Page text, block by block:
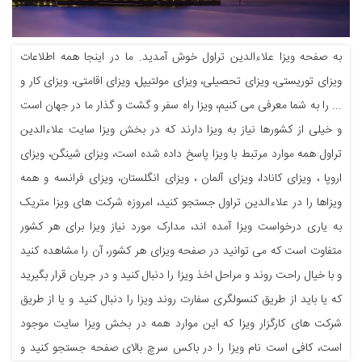
به صفحه ویزا علاءالدین تراول خوش آمدید. ما در اینجا همه اطلاعات
ویزای توریستی، ویزای تحصیلی، ویزای مولتیپل، ویزای اقامتی، ویزای کار و
... را به شما معرفی می کنیم، ویزا راه سفر و گشت و گذار ما در جهان است
و خیلی از کشورها نیاز به ویزا دارند که در بخش ویزا سایت علاءالدین
تراول همه موارد مرتبط با ویزا پاسخ داده شده است، ویزای شینگن، ویزای
اروپا ، ویزای کانادا، ویزای آلمان ، ویزای انگلستان، ویزای فرانسه و همه
ویزاها را در علاءالدین تراول جستجو کنید، امروزه شرکت های ویزا متریک
به یاری درخواست ویزا آمده اند، مدارک مورد نیاز ویزا برای هر کشور
متفاوت است که می توانید در صفحه ویزای هر کشور، آن را مشاهده کنید
و با خیال راحت روند و مراحل اخذ ویزا را دنبال کنید و در جریان قرار بگیرید
که یا باید از طریق کنسولگری سفارت روند ویزا را دنبال کنید و یا از طریق
شرکت های کارگزار ویزا که این موارد همه در بخش ویزا سایت موجود
است، کافی است نام ویزا را در باکس سرچ بالای صفحه جستجو کنید و